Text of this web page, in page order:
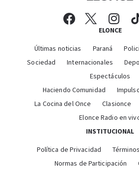
ELONCE
Últimas noticias Paraná
Sociedad
Internacionales
Espectáculos
Haciendo Comunidad
La Cocina del Once
Clasionce
Elonce Radio en
INSTITUCIONAL
Política de Privacidad
Normas de Participación